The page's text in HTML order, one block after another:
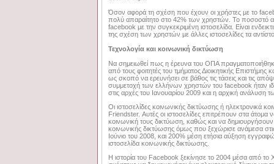
Όσον αφορά τη σχέση που έχουν οι χρήστες µε το
πολύ απαραίτητο στο 42% των χρηστών. Το ποσοστό
facebook µε την συγκεκριμένη ιστοσελίδα. Είναι
της σχέση των χρηστών µε άλλες ιστοσελίδες τα
Τεχνολογία και κοινωνική δικτύωση
Να σημειωθεί πως η έρευνα του ΟΠΑ
από τους φοιτητές του τμήματος Διοικητικής
ως σκοπό να ερευνήσει σε βάθος τις τάσεις και τις
συμμετοχή των ελλήνων χρηστών του facebook ήταν
στις αρχές του Ιανουαρίου 2009 και η αρχική ανάλυση
Οι ιστοσελίδες κοινωνικής δικτύωσης ή ηλεκτρονικά
Friendster. Αυτές οι ιστοσελίδες επιτρέπουν στα
κοινωνική τους δικτύωση, καθώς και να
κοινωνικής δικτύωσης όμως που ξεχώρισε ανάμεσα
Ιούνιο του 2008, και 200% μέση ετήσια αύξηση
ιστοσελίδα κοινωνικής δικτύωσης.
Η ιστορία του Facebook ξεκίνησε το 2004 μέσα από το